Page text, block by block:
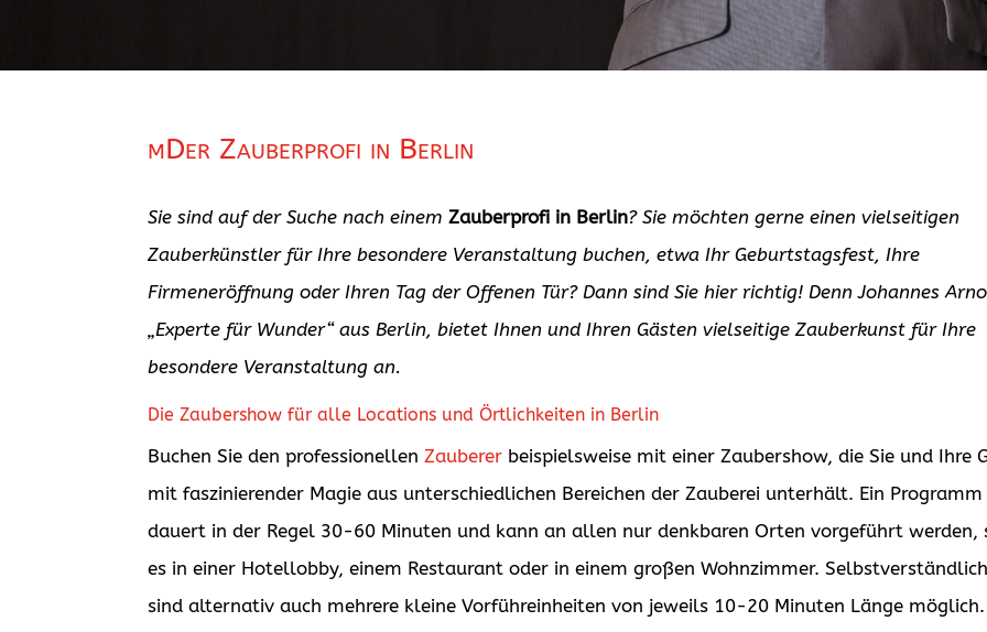
mDer Zauberprofi in Berlin
Sie sind auf der Suche nach einemZauberprofi in Berlin? Sie möchten gerne einen vielseitigen
Zauberkünstler für Ihre besondere Veranstaltung buchen, etwa Ihr Geburtstagsfest, Ihre
Firmeneröffnung oder Ihren Tag der Offenen Tür? Dann sind Sie hier richtig! Denn Johannes
„Experte für Wunder“ aus Berlin, bietet Ihnen und Ihren Gästen vielseitige Zauberkunst für Ihre
besondere Veranstaltung an.
Die Zaubershow für alle Locations und Örtlichkeiten in Berlin
Buchen Sie den professionellenZauberer beispielsweise mit einer Zaubershow, die Sie und Ihre
mit faszinierender Magie aus unterschiedlichen Bereichen der Zauberei unterhält. Ein Programm
dauert in der Regel 30-60 Minuten und kann an allen nur denkbaren Orten vorgeführt werden,
es in einer Hotellobby, einem Restaurant oder in einem großen Wohnzimmer.
sind alternativ auch mehrere kleine Vorführeinheiten von jeweils 10-20 Minuten Länge möglich.